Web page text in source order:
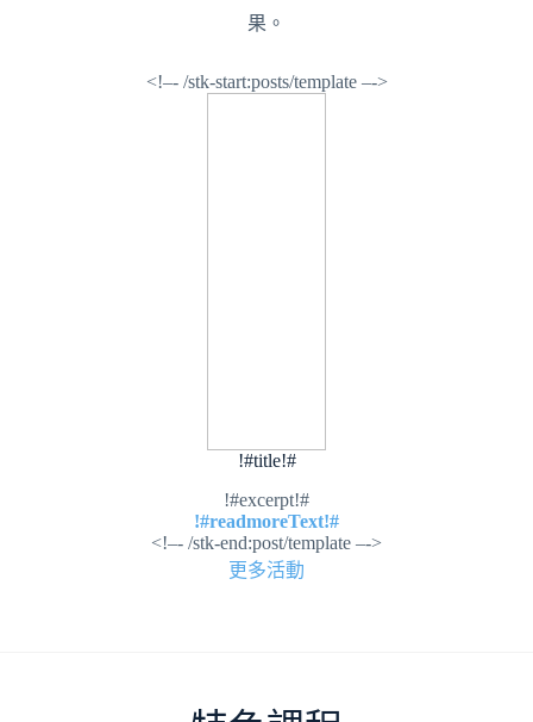
果。
<!–- /stk-start:posts/template –->
!#title!#
!#excerpt!#
!#readmoreText!#
<!–- /stk-end:post/template –->
更多活動